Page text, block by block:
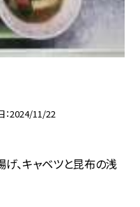
2024/11/22
げ、キャベツと昆布の浅